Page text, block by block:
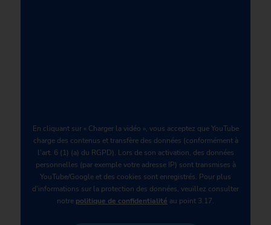
En cliquant sur « Charger la vidéo », vous acceptez que YouTube
charge des contenus et transfère des données (conformément à
l'art. 6 (1) (a) du RGPD). Lors de son activation, des données
personnelles (par exemple votre adresse IP) sont transmises à
YouTube/Google et des cookies sont enregistrés. Pour plus
d'informations sur la protection des données, veuillez consulter
notre politique de confidentialité au point 3.17.